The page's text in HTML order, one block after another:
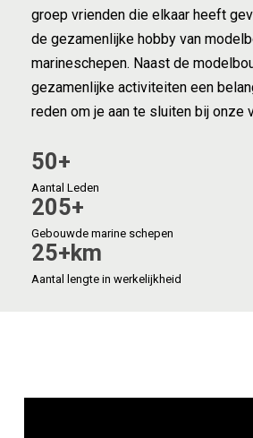
groep vrienden die elkaar heeft
de gezamenlijke hobby van
marineschepen. Naast de
gezamenlijke activiteiten een
reden om je aan te sluiten bij onze
50+
Aantal Leden
205+
Gebouwde marine schepen
25+km
Aantal lengte in werkelijkheid